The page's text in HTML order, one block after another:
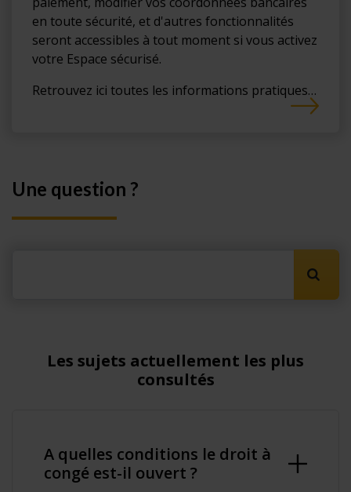
en toute sécurité, et d'autres fonctionnalités
seront accessibles à tout moment si vous activez
votre Espace sécurisé.
Retrouvez ici toutes les informations pratiques…
Une question ?
Les sujets actuellement les plus
consultés
A quelles conditions le droit à
congé est-il ouvert ?